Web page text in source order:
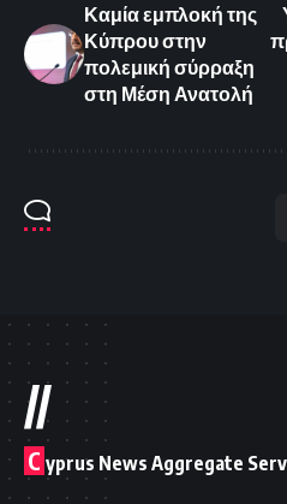
Καμία εμπλοκή της
Κύπρου στην
πολεμική σύρραξη
στη Μέση Ανατολή
//
C yprus News Aggregate